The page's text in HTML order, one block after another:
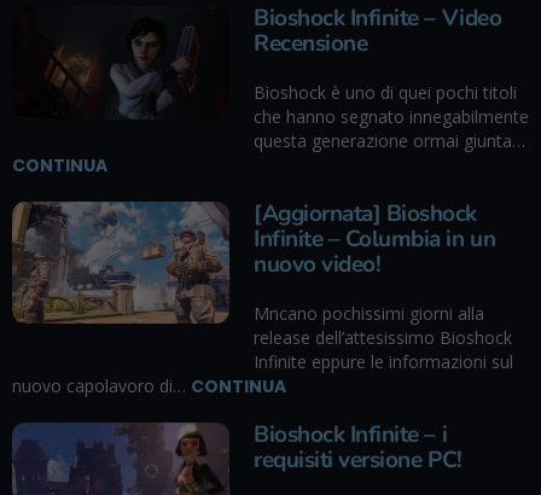
Bioshock Infinite – Video
Recensione
Bioshock è uno di quei pochi titoli
che hanno segnato innegabilmente
questa generazione ormai giunta…
CONTINUA
[Aggiornata] Bioshock
Infinite – Columbia in un
nuovo video!
Mncano pochissimi giorni alla
release dell’attesissimo Bioshock
Infinite eppure le informazioni sul
nuovo capolavoro di… CONTINUA
Bioshock Infinite – i
requisiti versione PC!